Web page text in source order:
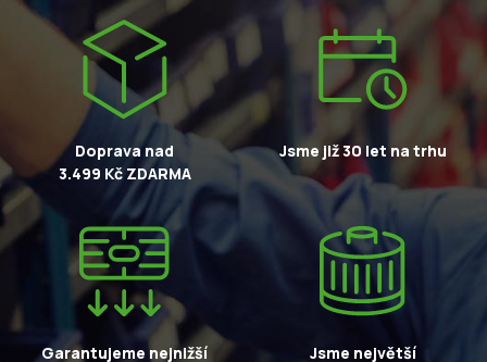
Doprava nad
3.499 Kč ZDARMA
Jsme již 30 let na trhu
Garantujeme nejnižší
Jsme největší